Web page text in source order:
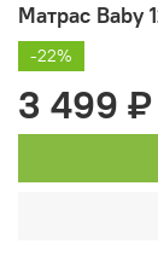
Матрас Baby
-22%
3 499 ₽